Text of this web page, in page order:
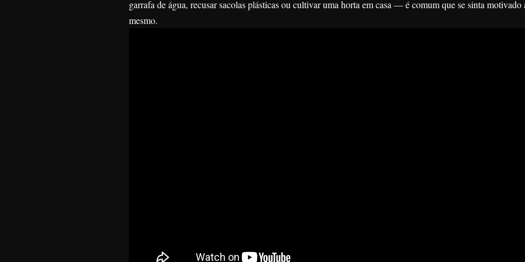
garrafa de água, recusar sacolas plásticas ou cultivar uma horta em casa — é comum que se sinta motivado
mesmo.